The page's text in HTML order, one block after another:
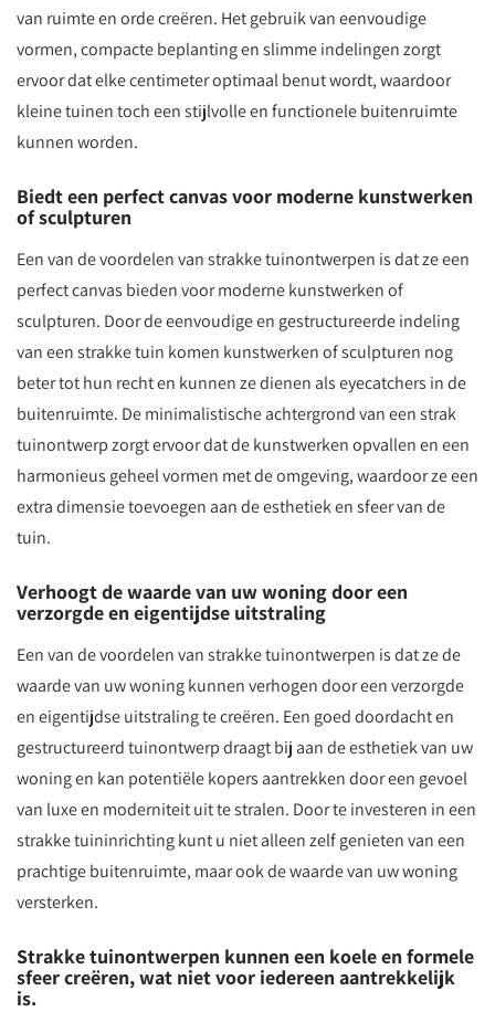
van ruimte en orde creëren. Het gebruik van eenvoudige
vormen, compacte beplanting en slimme indelingen zorgt
ervoor dat elke centimeter optimaal benut wordt, waardoor
kleine tuinen toch een stijlvolle en functionele buitenruimte
kunnen worden.
Biedt een perfect canvas voor moderne kunstwerken
of sculpturen
Een van de voordelen van strakke tuinontwerpen is dat ze een
perfect canvas bieden voor moderne kunstwerken of
sculpturen. Door de eenvoudige en gestructureerde indeling
van een strakke tuin komen kunstwerken of sculpturen nog
beter tot hun recht en kunnen ze dienen als eyecatchers in de
buitenruimte. De minimalistische achtergrond van een strak
tuinontwerp zorgt ervoor dat de kunstwerken opvallen en een
harmonieus geheel vormen met de omgeving, waardoor ze een
extra dimensie toevoegen aan de esthetiek en sfeer van de
tuin.
Verhoogt de waarde van uw woning door een
verzorgde en eigentijdse uitstraling
Een van de voordelen van strakke tuinontwerpen is dat ze de
waarde van uw woning kunnen verhogen door een verzorgde
en eigentijdse uitstraling te creëren. Een goed doordacht en
gestructureerd tuinontwerp draagt bij aan de esthetiek van uw
woning en kan potentiële kopers aantrekken door een gevoel
van luxe en moderniteit uit te stralen. Door te investeren in een
strakke tuininrichting kunt u niet alleen zelf genieten van een
prachtige buitenruimte, maar ook de waarde van uw woning
versterken.
Strakke tuinontwerpen kunnen een koele en formele
sfeer creëren, wat niet voor iedereen aantrekkelijk
is.